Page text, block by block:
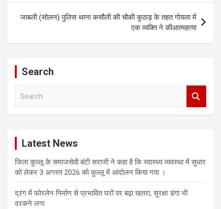
जाबली (सोलन) पुलिस थाना कसौली की चौकी कुठाड़ के तहत गोयला में
एक व्यक्ति ने कीआत्महत्या
Search
Latest News
जिला कुल्लू के समाजसेवी बंटी सराजी ने कहा है कि स्वास्थ्य व्यवस्था में सुधार
को लेकर 3 अगस्त 2026 को कुल्लू में आंदोलन किया गया ।
द्रंग में फोरलेन निर्माण से प्रभावित घरों पर बढ़ा खतरा, सुरक्षा डंगा भी
दरकने लगा